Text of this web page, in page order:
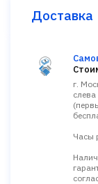
Доставка
г.
Часы